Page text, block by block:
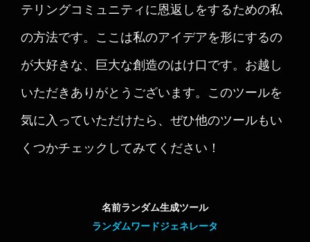
テリングコミュニティに恩返しをするための私
の方法です。ここは私のアイデアを形にするの
が大好きな、巨大な創造のはけ口です。お越し
いただきありがとうございます。このツールを
気に入っていただけたら、ぜひ他のツールもい
くつかチェックしてみてください！
名前ランダム生成ツール
ランダムワードジェネレータ